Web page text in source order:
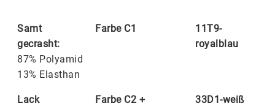
Samt
gecrasht:
87% Polyamid
13% Elasthan
Farbe C1
11T9-
royalblau
Lack
Farbe C2 +
33D1-weiß